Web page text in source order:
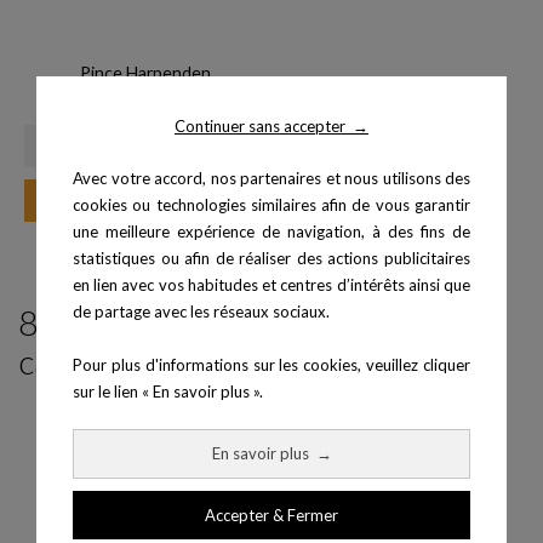
Continuer sans accepter →
Avec votre accord, nos partenaires et nous utilisons des
cookies ou technologies similaires afin de vous garantir
une meilleure expérience de navigation, à des fins de
statistiques ou afin de réaliser des actions publicitaires
en lien avec vos habitudes et centres d’intérêts ainsi que
de partage avec les réseaux sociaux.
Pour plus d'informations sur les cookies, veuillez cliquer
sur le lien « En savoir plus ».
En savoir plus →
Accepter & Fermer
Pince Harpenden
Ajouter au panier
8 produits parmi ceux de la même
catégorie :